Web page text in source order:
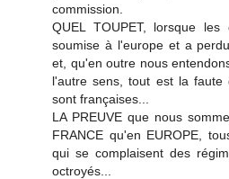
commission.
QUEL TOUPET, lorsque
soumise à l'europe et a
et, qu'en outre nous
l'autre sens, tout est la
sont françaises...
LA PREUVE que nous
FRANCE qu'en EUROPE,
qui se complaisent des
octroyés...